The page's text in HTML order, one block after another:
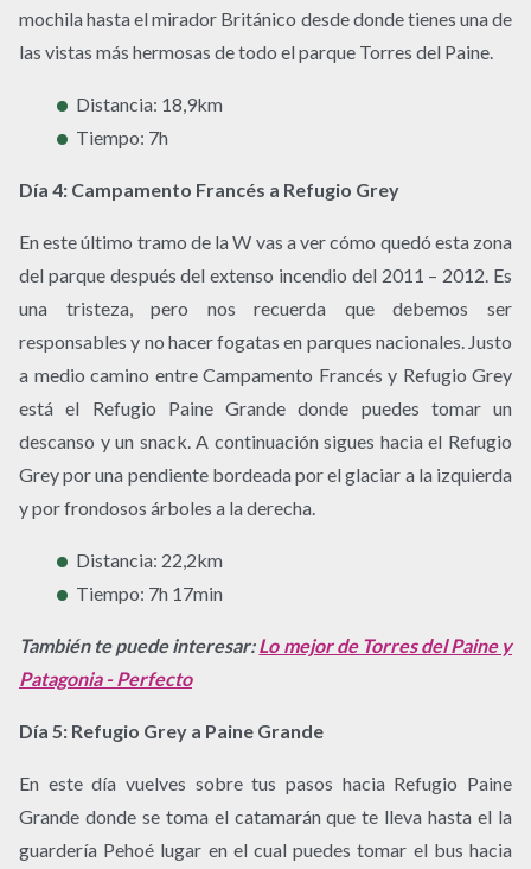
mochila hasta el mirador Británico desde donde tienes una de
las vistas más hermosas de todo el parque Torres del Paine.
Distancia: 18,9km
Tiempo: 7h
Día 4: Campamento Francés a Refugio Grey
En este último tramo de la W vas a ver cómo quedó esta zona
del parque después del extenso incendio del 2011 – 2012. Es
una tristeza, pero nos recuerda que debemos ser
responsables y no hacer fogatas en parques nacionales. Justo
a medio camino entre Campamento Francés y Refugio Grey
está el Refugio Paine Grande donde puedes tomar un
descanso y un snack. A continuación sigues hacia el Refugio
Grey por una pendiente bordeada por el glaciar a la izquierda
y por frondosos árboles a la derecha.
Distancia: 22,2km
Tiempo: 7h 17min
También te puede interesar:Lo mejor de Torres del Paine y
Patagonia - Perfecto
Día 5: Refugio Grey a Paine Grande
En este día vuelves sobre tus pasos hacia Refugio Paine
Grande donde se toma el catamarán que te lleva hasta el la
guardería Pehoé lugar en el cual puedes tomar el bus hacia